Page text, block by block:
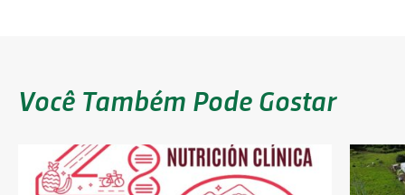
Você Também Pode Gostar